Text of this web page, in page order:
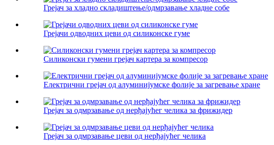
Грејач за хладно складиштење/одмрзавање хладне собе
Грејачи одводних цеви од силиконске гуме
Силиконски гумени грејач картера за компресор
Електрични грејач од алуминијумске фолије за загревање хране
Грејач за одмрзавање од нерђајућег челика за фрижидер
Грејач за одмрзавање цеви од нерђајућег челика